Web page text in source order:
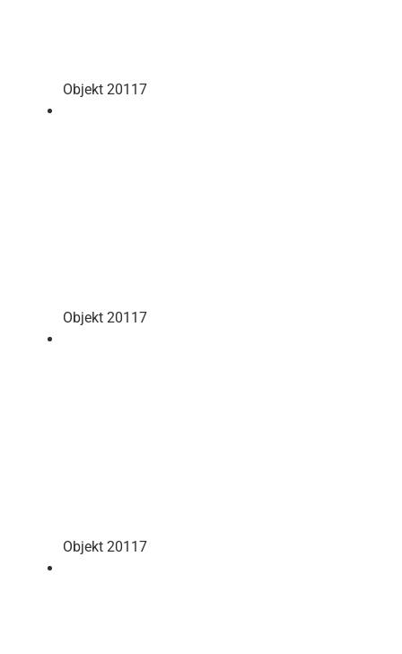
Objekt 20117
Objekt 20117
Objekt 20117